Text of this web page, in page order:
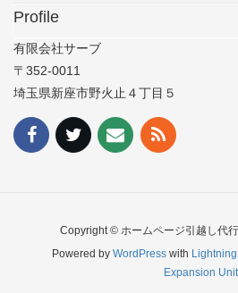
Profile
有限会社サーブ
〒352-0011
埼玉県新座市野火止４丁目５
Copyright © ホームページ引越し代
Powered by WordPresswith
Expansion Unit